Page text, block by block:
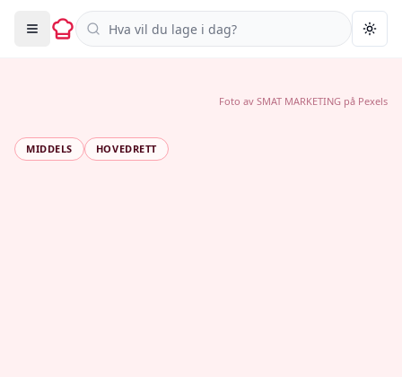
Søk i oppskrifter
MIDDELS HOVEDRETT
Foto av SMAT MARKETING på Pexels